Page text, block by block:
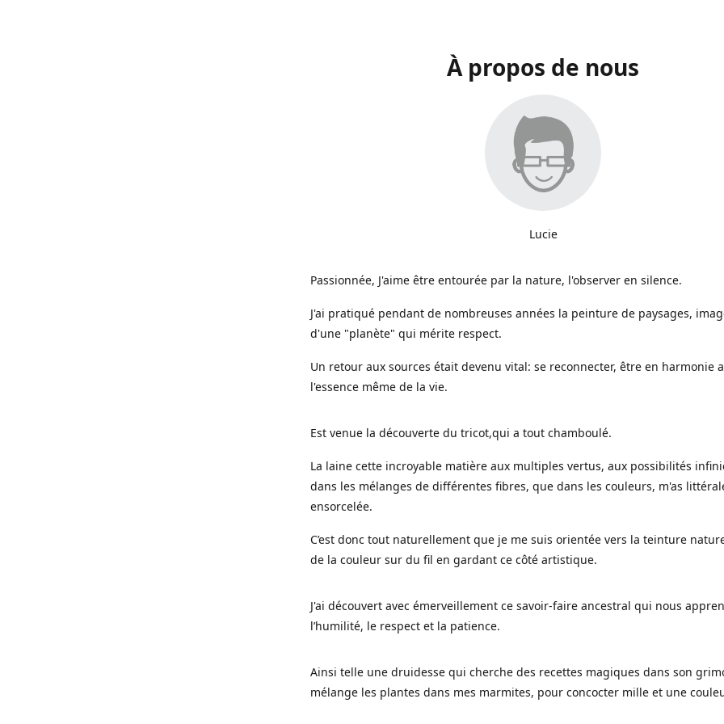
À propos de nous
Lucie
Passionnée, J'aime être entourée par la nature, l'observer en silence.
J'ai pratiqué pendant de nombreuses années la peinture de paysages,
d'une "planète" qui mérite respect.
Un retour aux sources était devenu vital: se reconnecter, être en harmonie
l'essence même de la vie.
Est venue la découverte du tricot,qui a tout chamboulé.
La laine cette incroyable matière aux multiples vertus, aux possibilités
dans les mélanges de différentes fibres, que dans les couleurs, m'as
ensorcelée.
C’est donc tout naturellement que je me suis orientée vers la teinture
de la couleur sur du fil en gardant ce côté artistique.
J'ai découvert avec émerveillement ce savoir-faire ancestral qui nous
l’humilité, le respect et la patience.
Ainsi telle une druidesse qui cherche des recettes magiques dans son
mélange les plantes dans mes marmites, pour concocter mille et une